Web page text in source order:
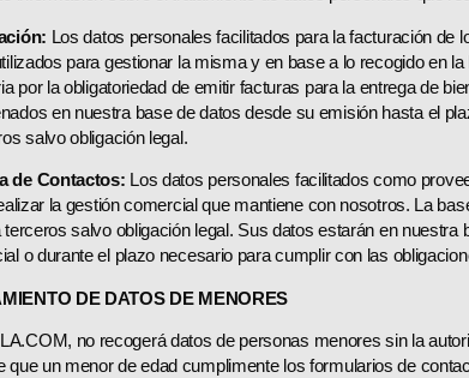
Los datos personales facilitados para la facturación
para gestionar la misma y en base a lo recogido en
por la obligatoriedad de emitir facturas para la entrega de
en nuestra base de datos desde su emisión hasta el
salvo obligación legal.
de Contactos: Los datos personales facilitados como
la gestión comercial que mantiene con nosotros. La
terceros salvo obligación legal. Sus datos estarán en
o durante el plazo necesario para cumplir con las
DE DATOS DE MENORES
no recogerá datos de personas menores sin la
que un menor de edad cumplimente los formularios de